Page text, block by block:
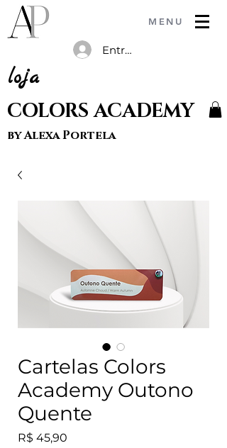
MENU
Entrar
loja
COLORS ACADEMY
by Alexa Portela
Cartelas Colors
Academy Outono
Quente
R$ 45,90